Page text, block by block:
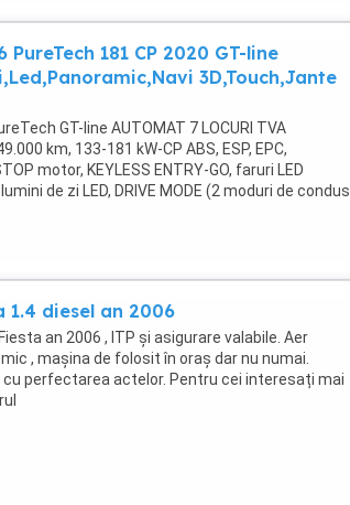
PureTech 181 CP 2020 GT-line
3D,Touch,Jante
GT-line AUTOMAT 7 LOCURI TVA
km, 133-181 kW-CP ABS, ESP, EPC,
motor, KEYLESS ENTRY-GO, faruri LED
de zi LED, DRIVE MODE (2 moduri de condus
camera frontala, asistenta ...
1.4 diesel an 2006
an 2006 , ITP și asigurare valabile. Aer
, mașina de folosit în oraș dar nu numai.
cu perfectarea actelor. Pentru cei interesați mai